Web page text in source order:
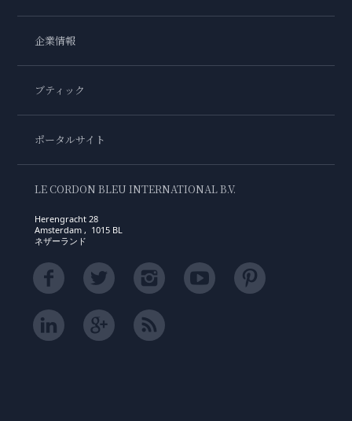
企業情報
ブティック
ポータルサイト
LE CORDON BLEU INTERNATIONAL B.V.
Herengracht 28
Amsterdam , 1015 BL
ネザーランド